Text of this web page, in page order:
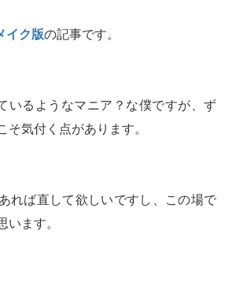
イク版の記事です。
いるようなマニア？な僕ですが、ず
そ気付く点があります。
れば直して欲しいですし、この場で
います。